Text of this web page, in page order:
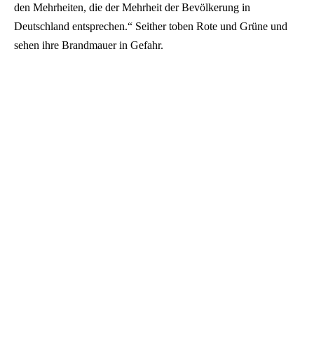
den Mehrheiten, die der Mehrheit der Bevölkerung in
Deutschland entsprechen.“ Seither toben Rote und Grüne und
sehen ihre Brandmauer in Gefahr.